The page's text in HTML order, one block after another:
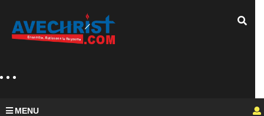
MENU